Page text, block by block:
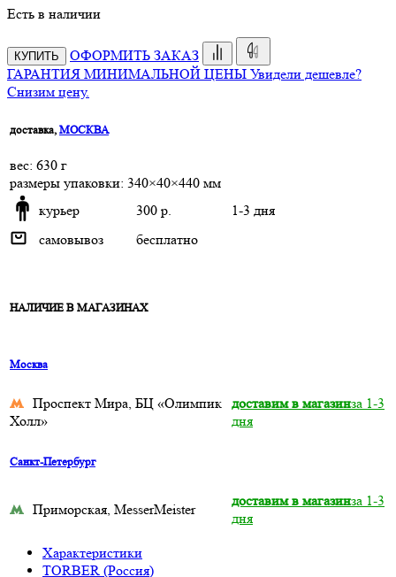
Есть в наличии
КУПИТЬ
ОФОРМИТЬ ЗАКАЗ
ГАРАНТИЯ МИНИМАЛЬНОЙ ЦЕНЫ Увидели дешевле?
Снизим цену.
доставка, МОСКВА
веc: 630 г
размеры упаковки: 340×40×440 мм
курьер
300 р.
1-3 дня
самовывоз
бесплатно
НАЛИЧИЕ В МАГАЗИНАХ
Москва
Проспект Мира, БЦ «Олимпик
Холл»
доставим в магазинза 1-3
дня
Санкт-Петербург
Приморская, MesserMeister
доставим в магазинза 1-3
дня
Характеристики
TORBER (Россия)